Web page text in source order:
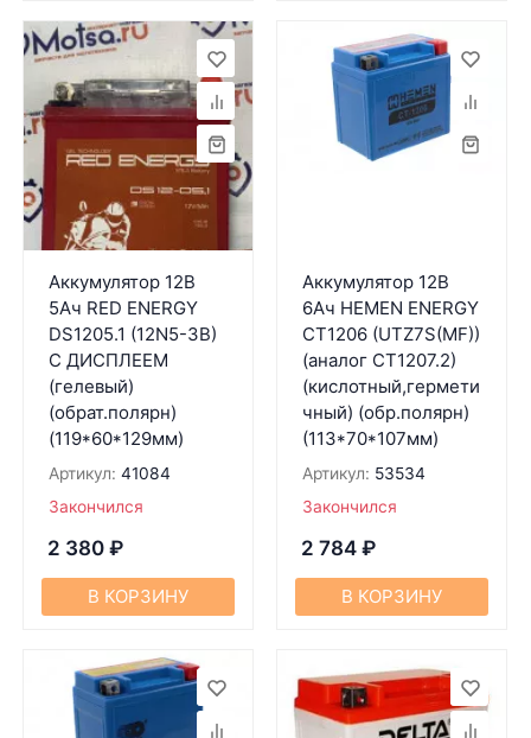
Аккумулятор 12В
5Ач RED ENERGY
DS1205.1 (12N5-3B)
С ДИСПЛЕЕМ
(гелевый)
(обрат.полярн)
(119*60*129мм)
Артикул: 41084
Закончился
2 380 ₽
В КОРЗИНУ
Аккумулятор 12В
6Ач HEMEN ENERGY
CT1206 (UTZ7S(MF))
(аналог CT1207.2)
(кислотный,гермети
чный) (обр.полярн)
(113*70*107мм)
Артикул: 53534
Закончился
2 784 ₽
В КОРЗИНУ